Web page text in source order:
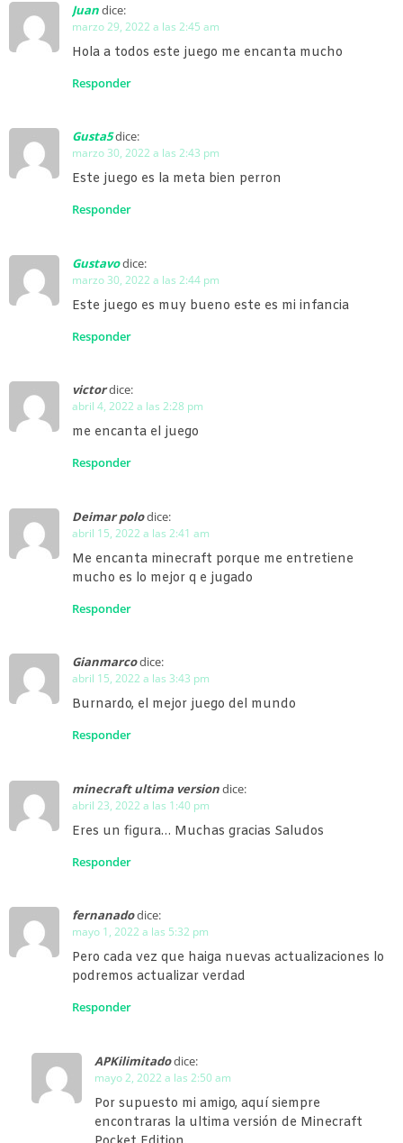
Juandice:
marzo 29, 2022 a las 2:45 am
Hola a todos este juego me encanta mucho
Responder
Gusta5dice:
marzo 30, 2022 a las 2:43 pm
Este juego es la meta bien perron
Responder
Gustavodice:
marzo 30, 2022 a las 2:44 pm
Este juego es muy bueno este es mi infancia
Responder
victordice:
abril 4, 2022 a las 2:28 pm
me encanta el juego
Responder
Deimar polodice:
abril 15, 2022 a las 2:41 am
Me encanta minecraft porque me entretiene
mucho es lo mejor q e jugado
Responder
Gianmarcodice:
abril 15, 2022 a las 3:43 pm
Burnardo, el mejor juego del mundo
Responder
minecraft ultima versiondice:
abril 23, 2022 a las 1:40 pm
Eres un figura… Muchas gracias Saludos
Responder
fernanadodice:
mayo 1, 2022 a las 5:32 pm
Pero cada vez que haiga nuevas actualizaciones lo
podremos actualizar verdad
Responder
APKilimitadodice:
mayo 2, 2022 a las 2:50 am
Por supuesto mi amigo, aquí siempre
encontraras la ultima versión de Minecraft